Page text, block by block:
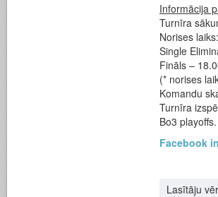
Informācija
Turnīra
Norises
Single
Fināls –
(* norises
Komandu
Turnīra
Bo3 playoffs.
Facebook
Lasītāju